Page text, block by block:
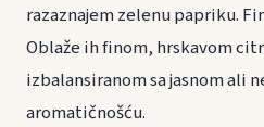
razaznajem zelenu papriku.
Oblaže ih finom, hrskavom
izbalansiranom sa jasnom ali
aromatičnošću.